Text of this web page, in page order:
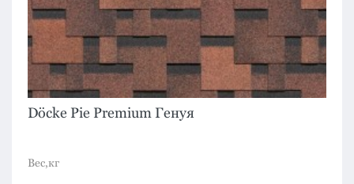
Döcke Pie Premium Генуя
Вес,кг